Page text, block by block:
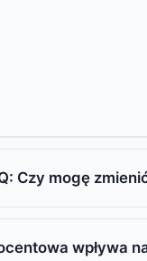
Czy mogę
wpływa